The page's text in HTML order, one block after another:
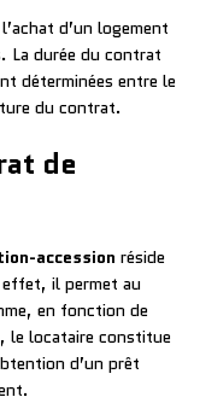
d’un logement
La durée du contrat
déterminées entre le
du contrat.
de
accession réside
il permet au
en fonction de
le locataire constitue
d’un prêt